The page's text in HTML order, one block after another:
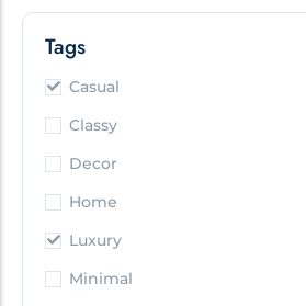
Tags
Casual
Classy
Decor
Home
Luxury
Minimal